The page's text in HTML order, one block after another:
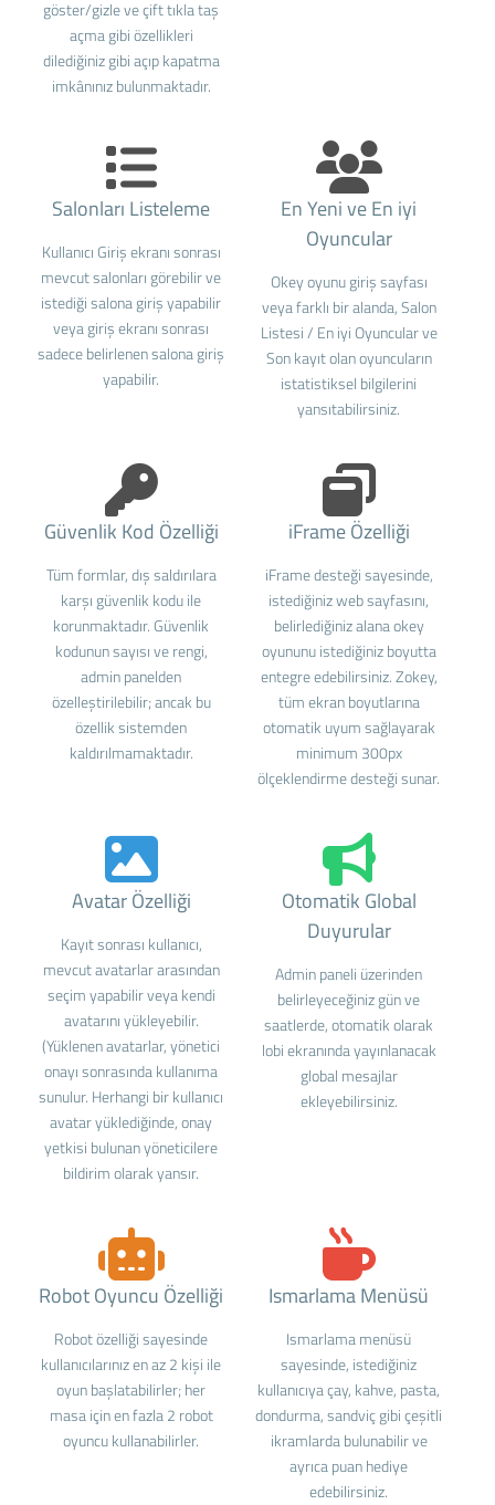
göster/gizle ve çift tıkla taş
açma gibi özellikleri
dilediğiniz gibi açıp kapatma
imkânınız bulunmaktadır.
Salonları Listeleme
Kullanıcı Giriş ekranı sonrası
mevcut salonları görebilir ve
istediği salona giriş yapabilir
veya giriş ekranı sonrası
sadece belirlenen salona giriş
yapabilir.
En Yeni ve En iyi
Oyuncular
Okey oyunu giriş sayfası
veya farklı bir alanda, Salon
Listesi / En iyi Oyuncular ve
Son kayıt olan oyuncuların
istatistiksel bilgilerini
yansıtabilirsiniz.
Güvenlik Kod Özelliği
Tüm formlar, dış saldırılara
karşı güvenlik kodu ile
korunmaktadır. Güvenlik
kodunun sayısı ve rengi,
admin panelden
özelleştirilebilir; ancak bu
özellik sistemden
kaldırılmamaktadır.
iFrame Özelliği
iFrame desteği sayesinde,
istediğiniz web sayfasını,
belirlediğiniz alana okey
oyununu istediğiniz boyutta
entegre edebilirsiniz. Zokey,
tüm ekran boyutlarına
otomatik uyum sağlayarak
minimum 300px
ölçeklendirme desteği sunar.
Avatar Özelliği
Kayıt sonrası kullanıcı,
mevcut avatarlar arasından
seçim yapabilir veya kendi
avatarını yükleyebilir.
(Yüklenen avatarlar, yönetici
onayı sonrasında kullanıma
sunulur. Herhangi bir kullanıcı
avatar yüklediğinde, onay
yetkisi bulunan yöneticilere
bildirim olarak yansır.
Otomatik Global
Duyurular
Admin paneli üzerinden
belirleyeceğiniz gün ve
saatlerde, otomatik olarak
lobi ekranında yayınlanacak
global mesajlar
ekleyebilirsiniz.
Robot Oyuncu Özelliği
Robot özelliği sayesinde
kullanıcılarınız en az 2 kişi ile
oyun başlatabilirler; her
masa için en fazla 2 robot
oyuncu kullanabilirler.
Ismarlama Menüsü
Ismarlama menüsü
sayesinde, istediğiniz
kullanıcıya çay, kahve, pasta,
dondurma, sandviç gibi çeşitli
ikramlarda bulunabilir ve
ayrıca puan hediye
edebilirsiniz.